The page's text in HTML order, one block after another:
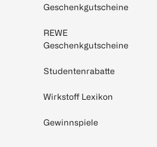
Geschenkgutscheine
REWE
Geschenkgutscheine
Studentenrabatte
Wirkstoff Lexikon
Gewinnspiele